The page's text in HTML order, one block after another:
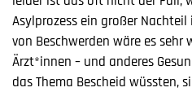
Asylprozess ein großer
von Beschwerden wäre es sehr
Ärzt*innen – und anderes
das Thema Bescheid wüssten,